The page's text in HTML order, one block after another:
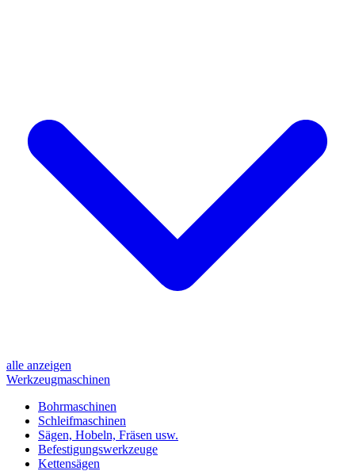
alle anzeigen
Werkzeugmaschinen
Bohrmaschinen
Schleifmaschinen
Sägen, Hobeln, Fräsen usw.
Befestigungswerkzeuge
Kettensägen